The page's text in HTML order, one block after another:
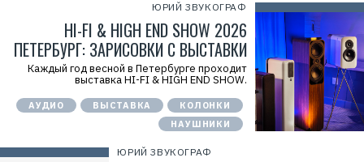
ЮРИЙ ЗВУКОГРАФ
HI-FI & HIGH END SHOW 2026
ПЕТЕРБУРГ: ЗАРИСОВКИ С ВЫСТАВКИ
Каждый год весной в Петербурге проходит
выставка HI-FI & HIGH END SHOW.
АУДИО ВЫСТАВКА
КОЛОНКИ
НАУШНИКИ
ЮРИЙ ЗВУКОГРАФ